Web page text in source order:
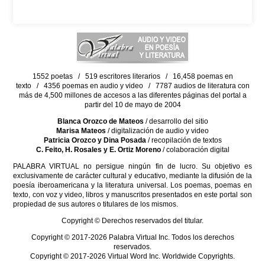
1552 poetas / 519 escritores literarios / 16,458 poemas en
texto / 4356 poemas en audio y video / 7787 audios de literatura con
más de 4,500 millones de accesos a las diferentes páginas del portal a
partir del 10 de mayo de 2004
Blanca Orozco de Mateos / desarrollo del sitio
Marisa Mateos / digitalización de audio y video
Patricia Orozco y Dina Posada/ recopilación de textos
C. Feito, H. Rosales y E. Ortiz Moreno/ colaboración digital
PALABRA VIRTUAL no persigue ningún fin de lucro. Su objetivo es
exclusivamente de carácter cultural y educativo, mediante la difusión de la
poesía iberoamericana y la literatura universal. Los poemas, poemas en
texto, con voz y video, libros y manuscritos presentados en este portal son
propiedad de sus autores o titulares de los mismos.
Copyright © Derechos reservados del titular.
Copyright © 2017-2026 Palabra Virtual Inc. Todos los derechos
reservados.
Copyright © 2017-2026 Virtual Word Inc. Worldwide Copyrights.